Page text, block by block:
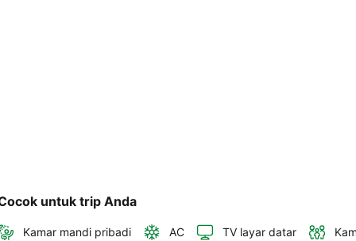
untuk trip Anda
Kamar mandi pribadi AC TV layar datar